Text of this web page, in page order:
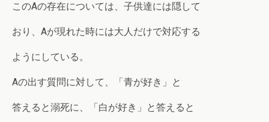
このAの存在については、子供達には隠して
おり、Aが現れた時には大人だけで対応する
ようにしている。
Aの出す質問に対して、「青が好き」と
答えると溺死に、「白が好き」と答えると